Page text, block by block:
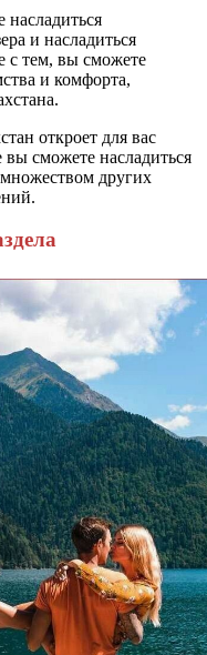
насладиться
и насладиться
с тем, вы сможете
и комфорта,
откроет для вас
сможете насладиться
других